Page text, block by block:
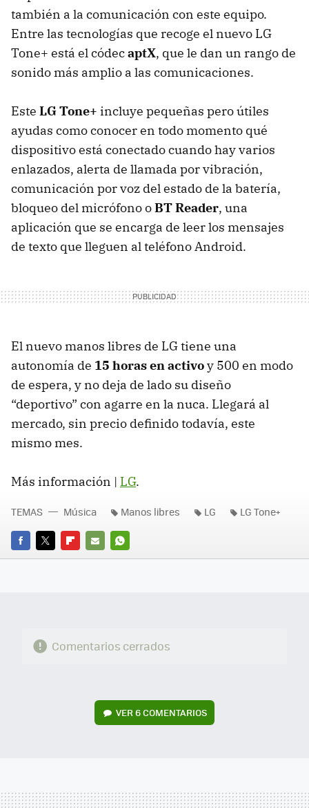
también a la comunicación con este equipo.
Entre las tecnologías que recoge el nuevo LG
Tone+ está el códecaptX, que le dan un rango de
sonido más amplio a las comunicaciones.
Este LG Tone+ incluye pequeñas pero útiles
ayudas como conocer en todo momento qué
dispositivo está conectado cuando hay varios
enlazados, alerta de llamada por vibración,
comunicación por voz del estado de la batería,
bloqueo del micrófono oBT Reader, una
aplicación que se encarga de leer los mensajes
de texto que lleguen al teléfono Android.
El nuevo manos libres de LG tiene una
autonomía de 15 horas en activoy 500 en modo
de espera, y no deja de lado su diseño
“deportivo” con agarre en la nuca. Llegará al
mercado, sin precio definido todavía, este
mismo mes.
Más información | LG.
FACEBOOK
TWITTERFLIPBOARD
E-
WHATSAPP
TEMAS Música Manos libres LG LG Tone+
Comentarios cerrados
VER6 COMENTARIOS